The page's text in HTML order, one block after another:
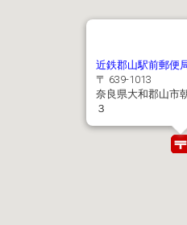
近鉄郡山駅前郵便
〒 639-1013
奈良県大和郡山市
３